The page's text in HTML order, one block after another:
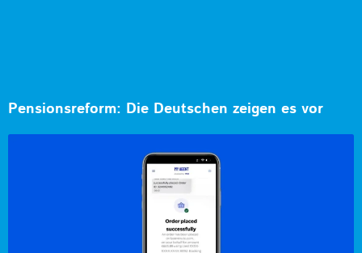
Pensionsreform: Die Deutschen zeigen es vor